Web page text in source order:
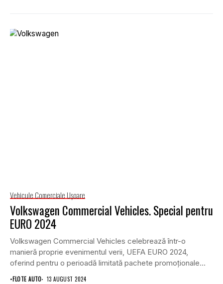
Vehicule Comerciale Uşoare
Volkswagen Commercial Vehicles. Special pentru
EURO 2024
Volkswagen Commercial Vehicles celebrează într-o
manieră proprie evenimentul verii, UEFA EURO 2024,
oferind pentru o perioadă limitată pachete promoționale
Goal pentru modelele Caddy,...
•FLOTE AUTO 13 AUGUST 2024